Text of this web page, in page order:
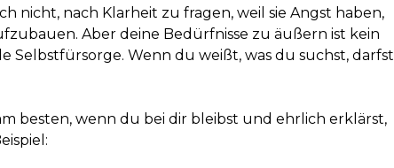
nicht, nach Klarheit zu fragen, weil sie Angst haben,
Aber deine Bedürfnisse zu äußern ist kein
Selbstfürsorge. Wenn du weißt, was du suchst, darfst
besten, wenn du bei dir bleibst und ehrlich erklärst,